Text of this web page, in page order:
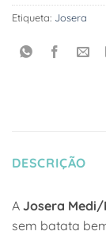
Etiqueta: Josera
DESCRIÇÃO
A Josera Medi/
sem batata